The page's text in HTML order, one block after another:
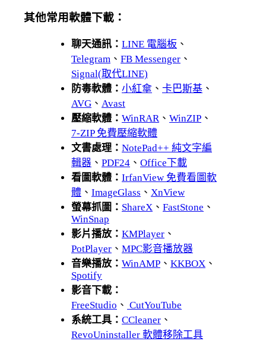
其他常用軟體下載：
聊天通訊： LINE 電腦板 、
Telegram 、 FB Messenger 、
Signal(取代LINE)
防毒軟體： 小紅傘 、 卡巴斯基 、
AVG 、 Avast
壓縮軟體： WinRAR 、 WinZIP 、
7-ZIP 免費壓縮軟體
文書處理： NotePad++ 純文字編
輯器 、 PDF24 、 Office下載
看圖軟體： IrfanView 免費看圖軟
體 、 ImageGlass 、 XnView
螢幕抓圖： ShareX 、 FastStone 、
WinSnap
影片播放： KMPlayer 、
PotPlayer 、 MPC影音播放器
音樂播放： WinAMP 、 KKBOX 、
Spotify
影音下載：
FreeStudio 、 CutYouTube
系統工具： CCleaner 、
RevoUninstaller 軟體移除工具